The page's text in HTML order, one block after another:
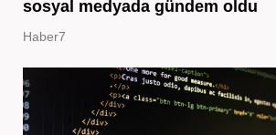
sosyal medyada gündem oldu
Haber7